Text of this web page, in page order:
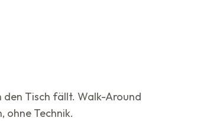
den Tisch fällt. Walk-Around
ohne Technik.